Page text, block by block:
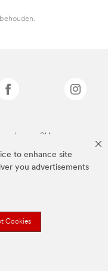
to enhance site
you advertisements
Cookies
van 3M.we